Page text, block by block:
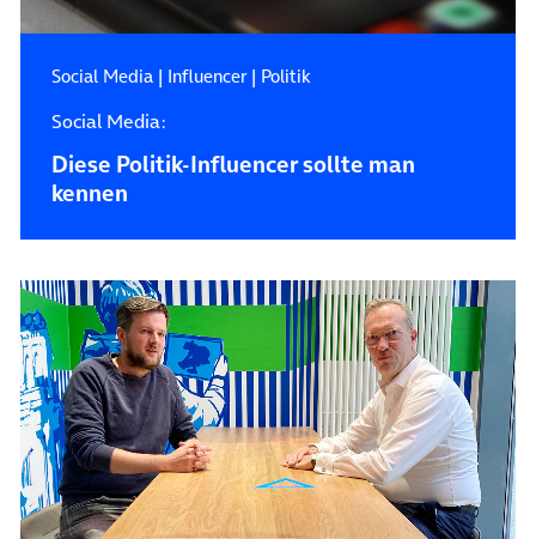
Social Media| Influencer| Politik
Social Media:
Diese Politik-Influencer sollte man
kennen